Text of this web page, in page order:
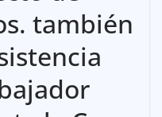
también